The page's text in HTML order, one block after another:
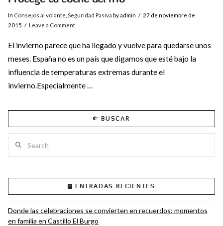
VIEW POST
In Consejos al volante Seguridad Pasiva by admin
27 de noviembre de
2015
Leave a Comment
El invierno parece que ha llegado y vuelve para quedarse unos
meses. España no es un país que digamos que esté bajo la
influencia de temperaturas extremas durante el
invierno.Especialmente …
BUSCAR
ENTRADAS RECIENTES
Donde las celebraciones se convierten en recuerdos: momentos
en familia en Castillo El Burgo